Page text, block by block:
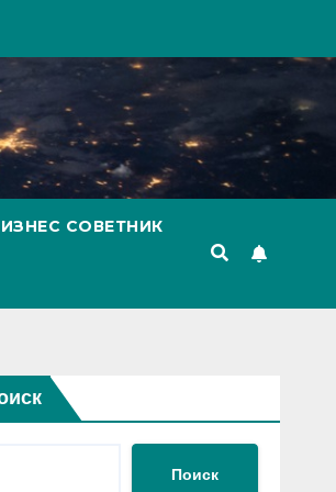
СОВЕТНИК
Поиск